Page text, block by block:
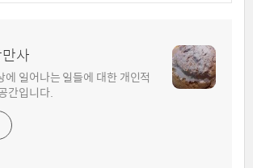
사
에 일어나는 일들에 대한 개인적
간입니다.